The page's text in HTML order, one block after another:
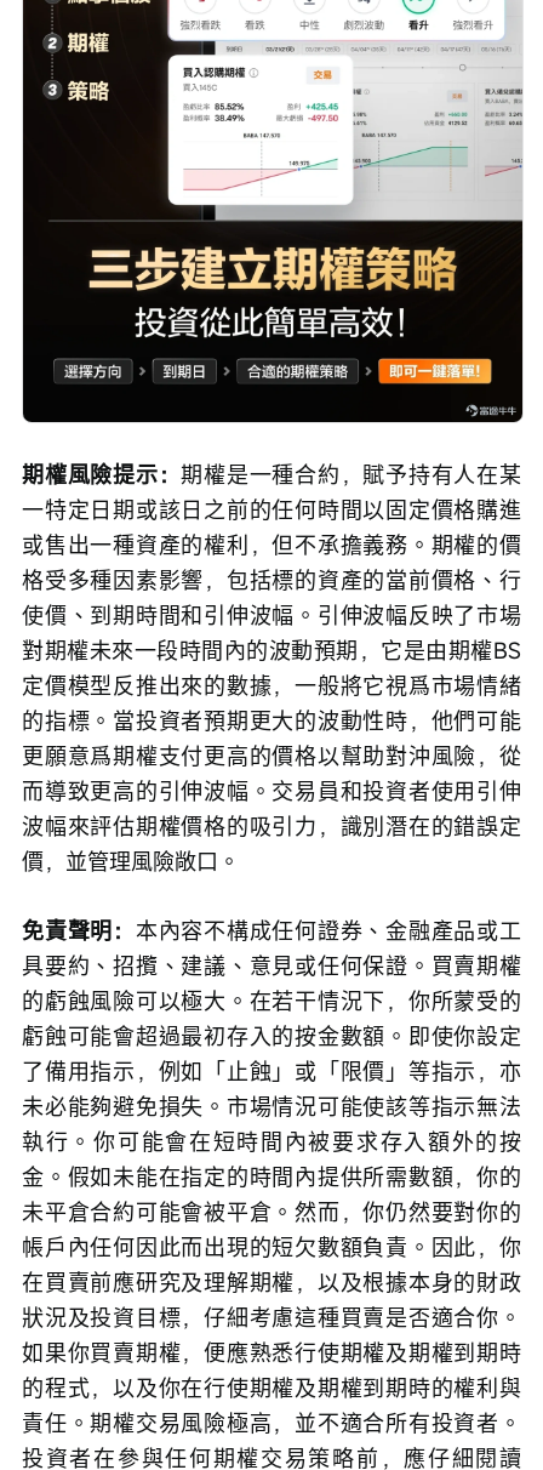
期權風險提示：期權是一種合約，賦予持有人在某
一特定日期或該日之前的任何時間以固定價格購進
或售出一種資產的權利，但不承擔義務。期權的價
格受多種因素影響，包括標的資產的當前價格、行
使價、到期時間和引伸波幅。引伸波幅反映了市場
對期權未來一段時間內的波動預期，它是由期權BS
定價模型反推出來的數據，一般將它視爲市場情緒
的指標。當投資者預期更大的波動性時，他們可能
更願意爲期權支付更高的價格以幫助對沖風險，從
而導致更高的引伸波幅。交易員和投資者使用引伸
波幅來評估期權價格的吸引力，識別潛在的錯誤定
價，並管理風險敞口。
免責聲明： 本內容不構成任何證券、金融產品或工
具要約、招攬、建議、意見或任何保證。買賣期權
的虧蝕風險可以極大。在若干情況下，你所蒙受的
虧蝕可能會超過最初存入的按金數額。即使你設定
了備用指示，例如「止蝕」或「限價」等指示，亦
未必能夠避免損失。市場情況可能使該等指示無法
執行。你可能會在短時間內被要求存入額外的按
金。假如未能在指定的時間內提供所需數額，你的
未平倉合約可能會被平倉。然而，你仍然要對你的
帳戶內任何因此而出現的短欠數額負責。因此，你
在買賣前應研究及理解期權，以及根據本身的財政
狀況及投資目標，仔細考慮這種買賣是否適合你。
如果你買賣期權，便應熟悉行使期權及期權到期時
的程式，以及你在行使期權及期權到期時的權利與
責任。期權交易風險極高，並不適合所有投資者。
投資者在參與任何期權交易策略前，應仔細閱讀